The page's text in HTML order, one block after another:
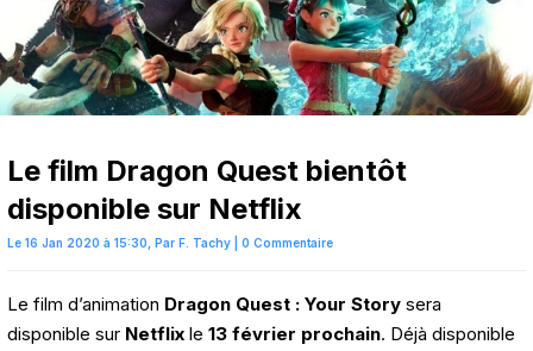
Le film Dragon Quest bientôt
disponible sur Netflix
Le 16 Jan 2020 à 15:30, Par F. Tachy 0 Commentaire
Le film d’animation Dragon Quest : Your Story sera
disponible sur Netflix le 13 février prochain. Déjà disponible